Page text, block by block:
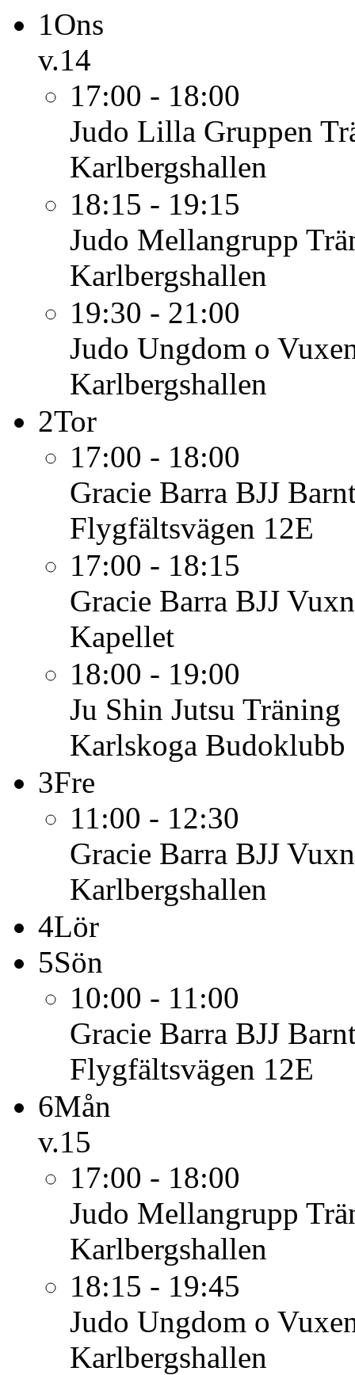
1Ons
v.14
17:00 - 18:00
Judo Lilla Gruppen
Karlbergshallen
18:15 - 19:15
Judo Mellangrupp
Karlbergshallen
19:30 - 21:00
Judo Ungdom o
Karlbergshallen
2Tor
17:00 - 18:00
Gracie Barra BJJ
Flygfältsvägen 12E
17:00 - 18:15
Gracie Barra BJJ
Kapellet
18:00 - 19:00
Ju Shin Jutsu Träning
Karlskoga Budoklubb
3Fre
11:00 - 12:30
Gracie Barra BJJ
Karlbergshallen
4Lör
5Sön
10:00 - 11:00
Gracie Barra BJJ
Flygfältsvägen 12E
6Mån
v.15
17:00 - 18:00
Judo Mellangrupp
Karlbergshallen
18:15 - 19:45
Judo Ungdom o
Karlbergshallen